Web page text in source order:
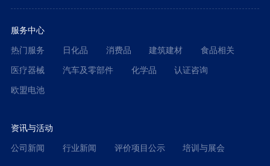
服务中心
热门服务
日化品 消费品 建筑建材
食品相关
医疗器械
汽车及零部件 化学品
认证咨询
欧盟电池
资讯与活动
公司新闻
行业新闻 评价项目公示 培训与展会